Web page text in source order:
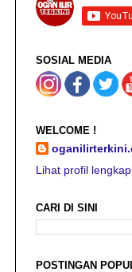
SOSIAL MEDIA
WELCOME !
Lihat profil
CARI DI SINI
POSTINGAN